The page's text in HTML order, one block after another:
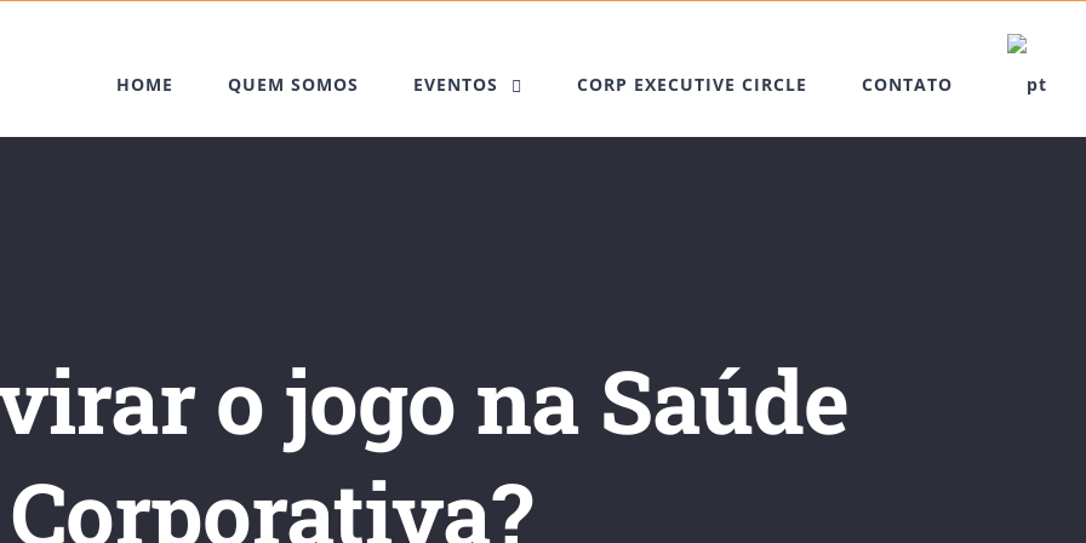
HOME QUEM SOMOS EVENTOS CORP EXECUTIVE CIRCLE CONTATO
o jogo na Saúde
Corporativa?